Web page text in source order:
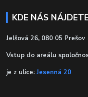
KDE NÁS NÁJDETE
Jelšová 26, 080 05 Prešov
Vstup do areálu
je z ulice: Jesenná 20